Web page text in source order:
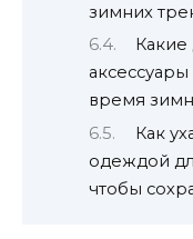
зимних
Какие
время
Как
одеждой
чтобы